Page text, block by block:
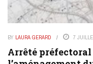
BY LAURA GERARD 7
Arrêté